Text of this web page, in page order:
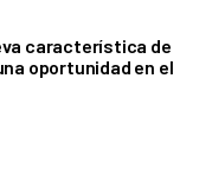
característica de
oportunidad en el